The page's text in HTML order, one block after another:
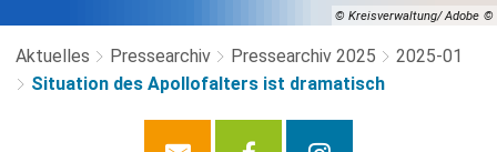
© Kreisverwaltung/ Adobe
Aktuelles Pressearchiv Pressearchiv 2025
2025-01
Situation des Apollofalters ist dramatisch